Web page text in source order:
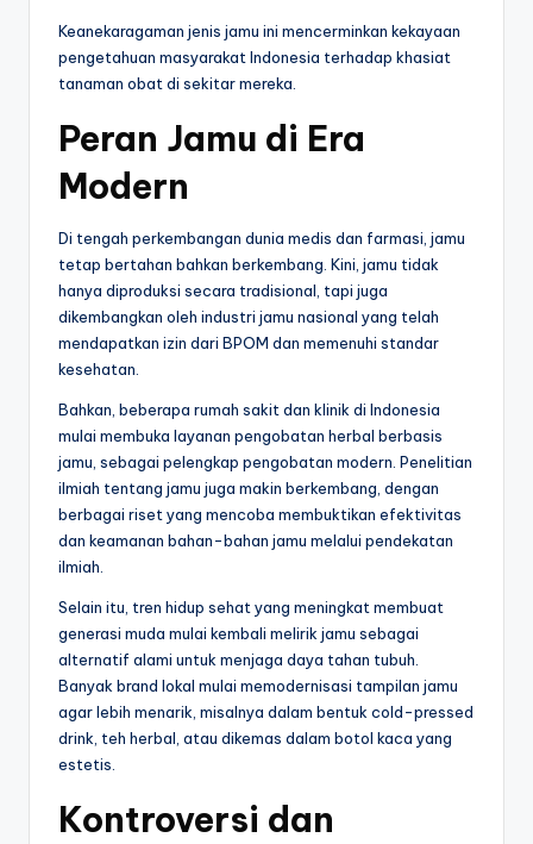
Keanekaragaman jenis jamu ini mencerminkan kekayaan
pengetahuan masyarakat Indonesia terhadap khasiat
tanaman obat di sekitar mereka.
Peran Jamu di Era
Modern
Di tengah perkembangan dunia medis dan farmasi, jamu
tetap bertahan bahkan berkembang. Kini, jamu tidak
hanya diproduksi secara tradisional, tapi juga
dikembangkan oleh industri jamu nasional yang telah
mendapatkan izin dari BPOM dan memenuhi standar
kesehatan.
Bahkan, beberapa rumah sakit dan klinik di Indonesia
mulai membuka layanan pengobatan herbal berbasis
jamu, sebagai pelengkap pengobatan modern. Penelitian
ilmiah tentang jamu juga makin berkembang, dengan
berbagai riset yang mencoba membuktikan efektivitas
dan keamanan bahan-bahan jamu melalui pendekatan
ilmiah.
Selain itu, tren hidup sehat yang meningkat membuat
generasi muda mulai kembali melirik jamu sebagai
alternatif alami untuk menjaga daya tahan tubuh.
Banyak brand lokal mulai memodernisasi tampilan jamu
agar lebih menarik, misalnya dalam bentuk cold-pressed
drink, teh herbal, atau dikemas dalam botol kaca yang
estetis.
Kontroversi dan